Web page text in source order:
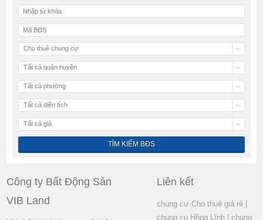
Cho thuê chung cư
Tất cả quận huyện
Tất cả phường
Tất cả diện tích
Tất cả giá
Công ty Bất Động Sản
VIB Land
Liên kết
chung cư Cho thuê giá rẻ|
chung cu Hồng Lĩnh| chung